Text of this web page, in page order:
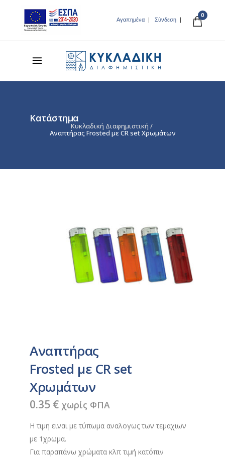
Αγαπημένα Σύνδεση
0
Κατάστημα
Κυκλαδική Διαφημιστική /
Αναπτήρας Frosted με CR set Χρωμάτων
Αναπτήρας
Frosted με CR set
Χρωμάτων
0.35 € χωρίς ΦΠΑ
Η τιμη ειναι με τύπωμα αναλογως των τεμαχιων
με 1χρωμα.
Για παραπάνω χρώματα κλπ τιμή κατόπιν